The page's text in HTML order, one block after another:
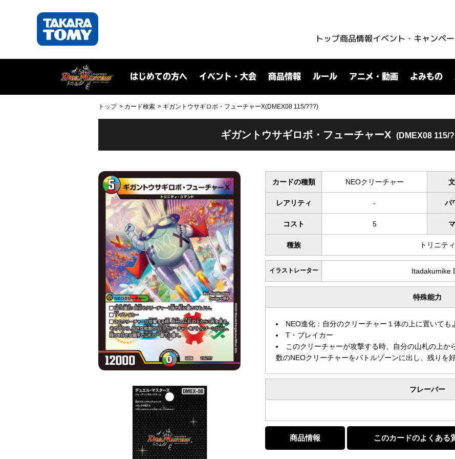
トップ商品情報イベント・キャンペ
はじめての方へ イベント・大会 商品情報 ルール アニメ・動画 よみもの
トップ カード検索 ギガントウサギロボ・フューチャーX(DMEX08 115/???)
ギガントウサギロボ・フューチャーX (DMEX08 115/
カードの種類 NEOクリーチャー
レアリティ - パ
コスト 5
種族 トリニテ
イラストレーター Itadakumike
特殊能力
NEO進化：自分のクリーチャー１体の上に置いても
T・ブレイカー
このクリーチャーが攻撃する時、自分の山札の上か
数のNEOクリーチャーをバトルゾーンに出し、残りを
フレーバー
商品情報 このカードのよくある